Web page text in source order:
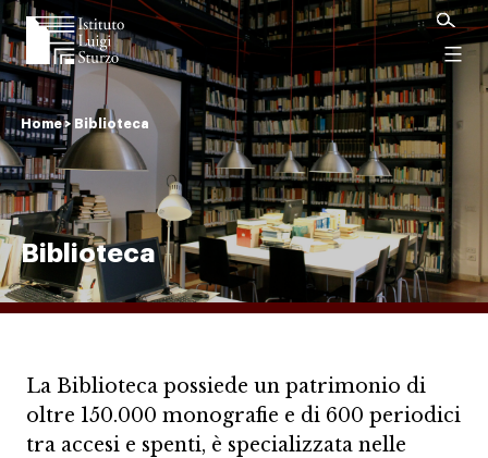
Istituto
Luigi
Sturzo
Home> Biblioteca
Biblioteca
La Biblioteca possiede un patrimonio di
oltre 150.000 monografie e di 600 periodici
tra accesi e spenti, è specializzata nelle